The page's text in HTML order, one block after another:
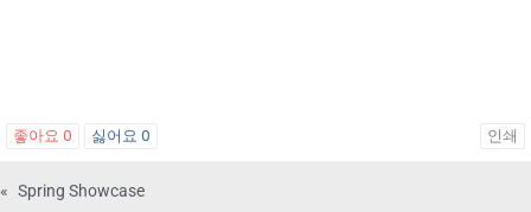
좋아요 0 싫어요 0 인쇄
« Spring Showcase